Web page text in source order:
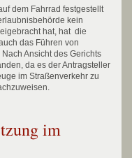
dem Fahrrad festgestellt
kein
hat, hat die
das Führen von
Ansicht des Gerichts
da es der Antragsteller
im Straßenverkehr zu
im